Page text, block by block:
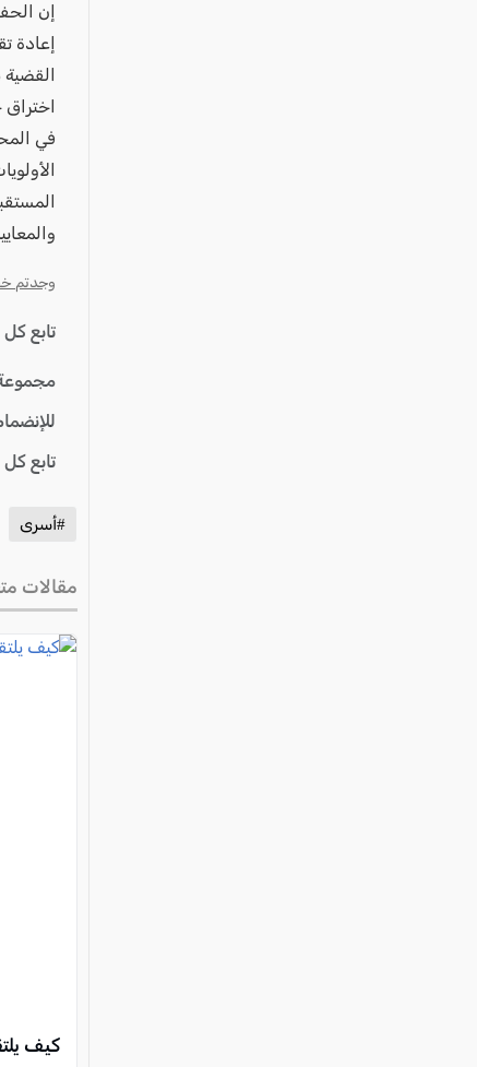
إن
إعادة
القضية
في
وجدتم
تابع
تابع
#أسرى
مقالات
كيف